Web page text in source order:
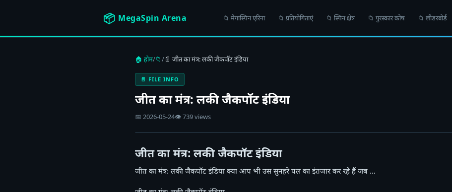
📦 MegaSpin Arena 📁 मेगास्पिन एरिना 📁 प्रतियोगिताएं 📁 स्पिन क्षेत्र 📁 पुरस्कार कोष 📁 लीडरबोर्ड
🏠 होम/📁/📄 जीत का मंत्र: लकी जैकपॉट इंडिया
📄 FILE INFO
जीत का मंत्र: लकी जैकपॉट इंडिया
📅 2026-05-24👁 739 views
जीत का मंत्र: लकी जैकपॉट इंडिया
जीत का मंत्र: लकी जैकपॉट इंडिया क्या आप भी उस सुनहरे पल का इंतजार कर रहे हैं जब …